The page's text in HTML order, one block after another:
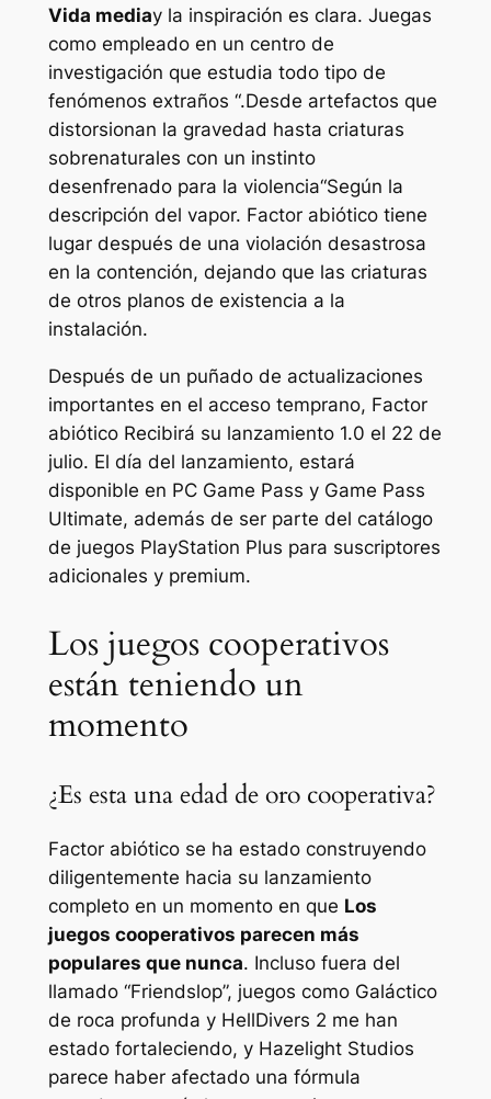
Vida mediay la inspiración es clara. Juegas
como empleado en un centro de
investigación que estudia todo tipo de
fenómenos extraños “.Desde artefactos que
distorsionan la gravedad hasta criaturas
sobrenaturales con un instinto
desenfrenado para la violencia“Según la
descripción del vapor. Factor abióticotiene
lugar después de una violación desastrosa
en la contención, dejando que las criaturas
de otros planos de existencia a la
instalación.
Después de un puñado de actualizaciones
importantes en el acceso temprano, Factor
abióticoRecibirá su lanzamiento 1.0 el 22 de
julio. El día del lanzamiento, estará
disponible en PC Game Pass y Game Pass
Ultimate, además de ser parte del catálogo
de juegos PlayStation Plus para suscriptores
adicionales y premium.
Los juegos cooperativos
están teniendo un
momento
¿Es esta una edad de oro cooperativa?
Factor abióticose ha estado construyendo
diligentemente hacia su lanzamiento
completo en un momento en que Los
juegos cooperativos parecen más
populares que nunca. Incluso fuera del
llamado “Friendslop”, juegos como Galáctico
de roca profunda y HellDivers 2 me han
estado fortaleciendo, y Hazelight Studios
parece haber afectado una fórmula